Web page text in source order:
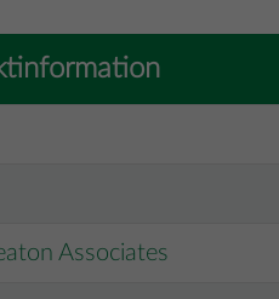
Associates